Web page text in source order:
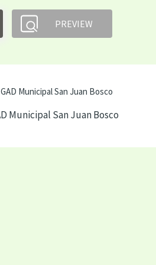
PREVIEW
Municipal San Juan Bosco
Municipal San Juan Bosco